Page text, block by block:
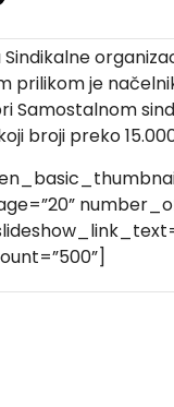
prilikom je
broji preko